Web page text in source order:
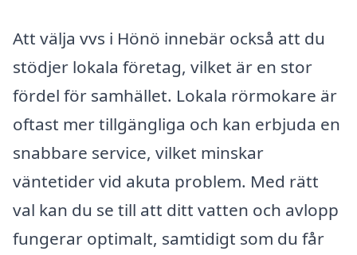
Att välja vvs i Hönö innebär också att du
stödjer lokala företag, vilket är en stor
fördel för samhället. Lokala rörmokare är
oftast mer tillgängliga och kan erbjuda en
snabbare service, vilket minskar
väntetider vid akuta problem. Med rätt
val kan du se till att ditt vatten och avlopp
fungerar optimalt, samtidigt som du får